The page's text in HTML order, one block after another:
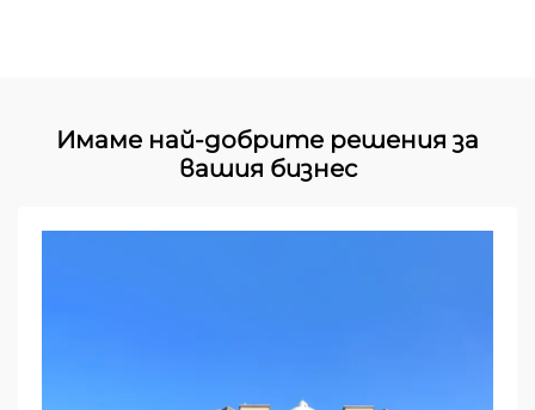
Имаме най-добрите решения за
вашия бизнес